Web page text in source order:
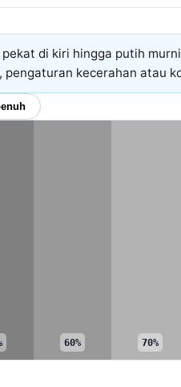
di kiri hingga putih
kecerahan atau
60% 70%